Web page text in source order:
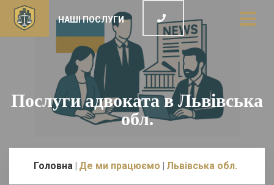
НАШІ ПОСЛУГИ
Послуги адвоката в Львівська
обл.
Головна Де ми працюємо Львівська обл.